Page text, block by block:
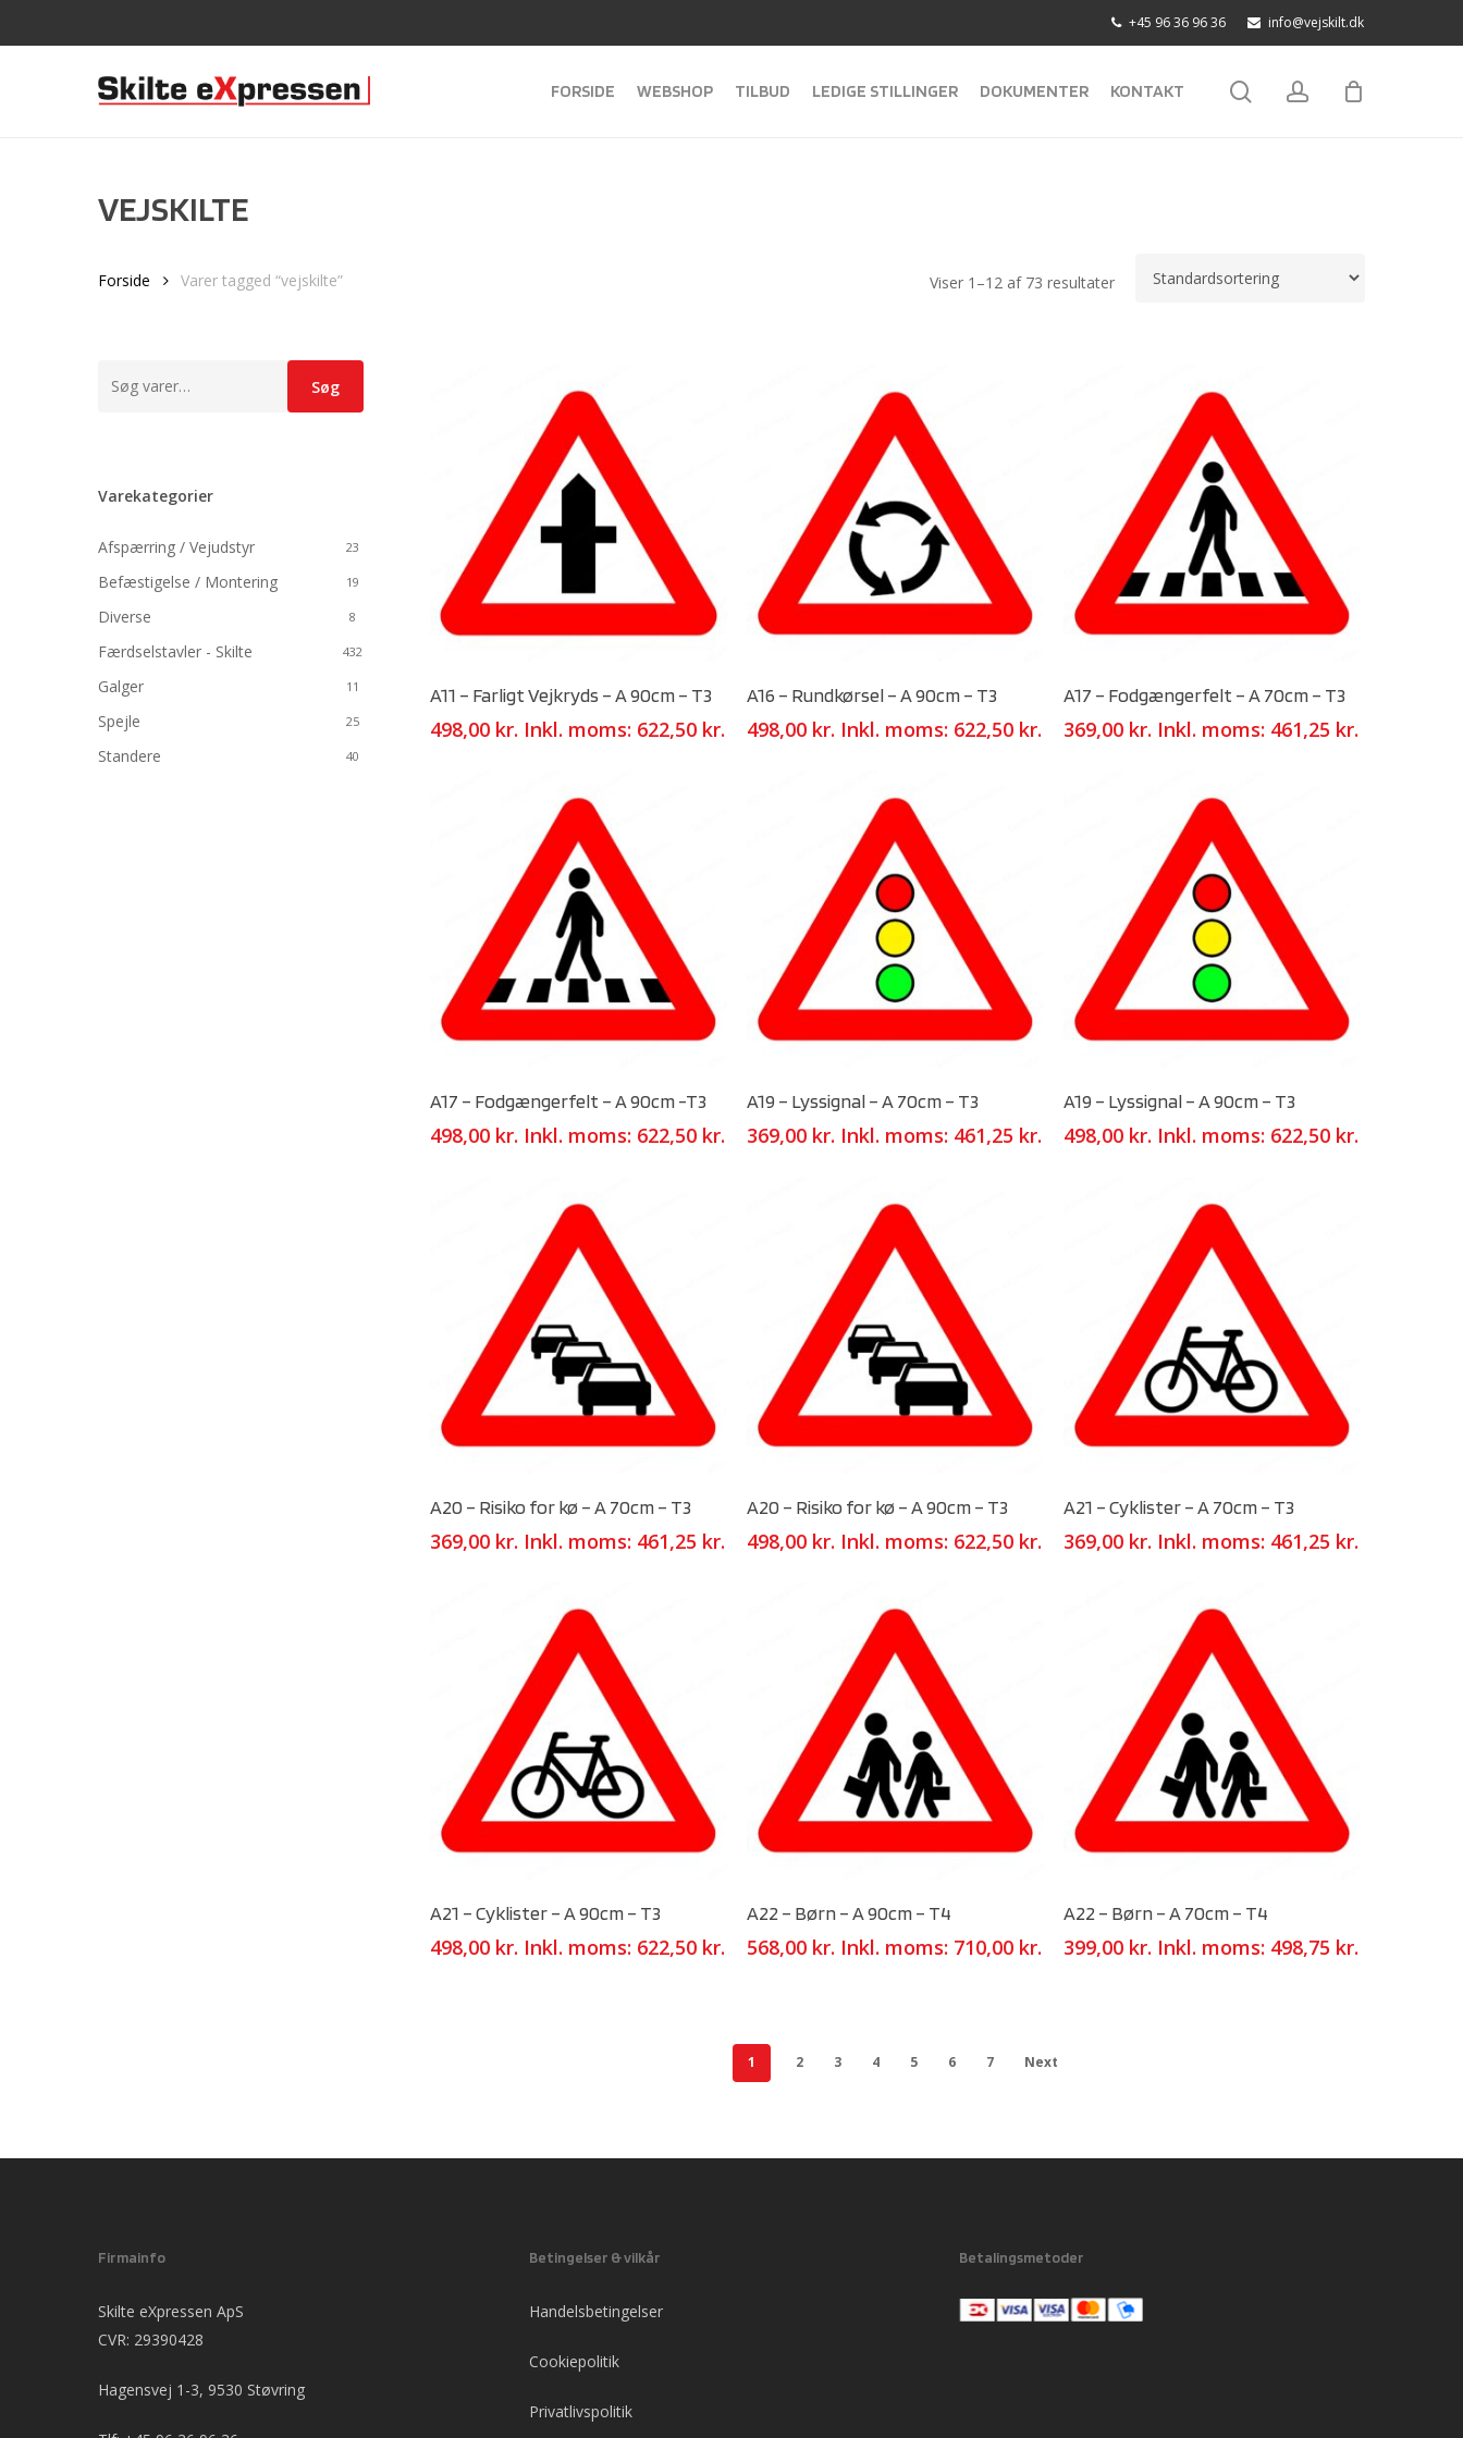
to
+45 96 36 96 36 info@vejskilt.dk
Hit enter to search or ESC to close
FORSIDE WEBSHOP TILBUD LEDIGE STILLINGER DOKUMENTER KONTAKT searchaccount
VEJSKILTE
Viser 1–12 af 73 resultater
Forside Varer tagged “vejskilte”
efter:
Søg
Varekategorier
Afspærring / Vejudstyr 23
Befæstigelse / Montering 19
Diverse 8
Færdselstavler - Skilte 432
Galger 11
Spejle 25
Standere 40
A11 – Farligt Vejkryds – A 90cm – T3
498,00 kr. Inkl. moms: 622,50 kr.
A16 – Rundkørsel – A 90cm – T3
498,00 kr. Inkl. moms: 622,50 kr.
A17 – Fodgængerfelt – A 70cm – T3
369,00 kr. Inkl. moms: 461,25 kr.
A17 – Fodgængerfelt – A 90cm -T3
498,00 kr. Inkl. moms: 622,50 kr.
A19 – Lyssignal – A 70cm – T3
369,00 kr. Inkl. moms: 461,25 kr.
A19 – Lyssignal – A 90cm – T3
498,00 kr. Inkl. moms: 622,50 kr.
A20 – Risiko for kø – A 70cm – T3
369,00 kr. Inkl. moms: 461,25 kr.
A20 – Risiko for kø – A 90cm – T3
498,00 kr. Inkl. moms: 622,50 kr.
A21 – Cyklister – A 70cm – T3
369,00 kr. Inkl. moms: 461,25 kr.
A21 – Cyklister – A 90cm – T3
498,00 kr. Inkl. moms: 622,50 kr.
A22 – Børn – A 90cm – T4
568,00 kr. Inkl. moms: 710,00 kr.
A22 – Børn – A 70cm – T4
399,00 kr. Inkl. moms: 498,75 kr.
1 2 3 4 5 6 7 Next
Firmainfo
Skilte eXpressen ApS
CVR: 29390428
Hagensvej 1-3, 9530 Støvring
Betingelser & vilkår
Handelsbetingelser
Cookiepolitik
Privatlivspolitik
Betalingsmetoder